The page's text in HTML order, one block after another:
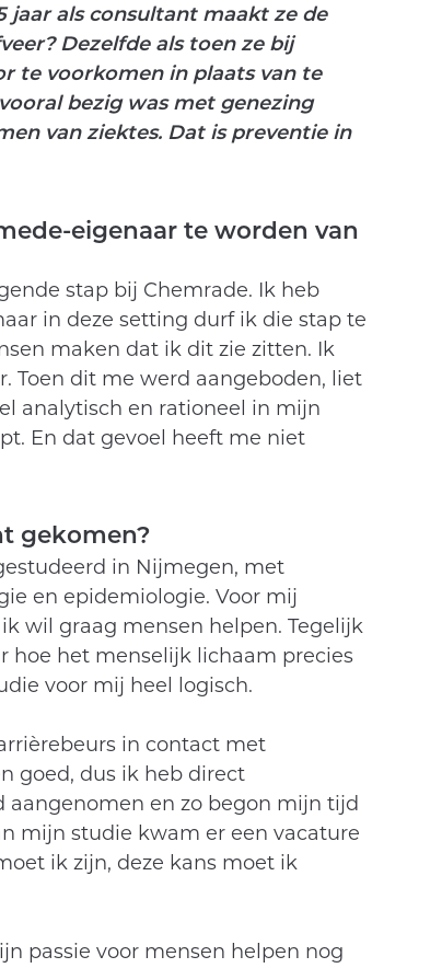
jaar als consultant maakt ze de
Dezelfde als toen ze bij
te voorkomen in plaats van te
bezig was met genezing
van ziektes. Dat is preventie in
eigenaar te worden van
stap bij Chemrade. Ik heb
in deze setting durf ik die stap te
maken dat ik dit zie zitten. Ik
Toen dit me werd aangeboden, liet
analytisch en rationeel in mijn
En dat gevoel heeft me niet
gekomen?
in Nijmegen, met
en epidemiologie. Voor mij
wil graag mensen helpen. Tegelijk
hoe het menselijk lichaam precies
voor mij heel logisch.
in contact met
goed, dus ik heb direct
aangenomen en zo begon mijn tijd
mijn studie kwam er een vacature
ik zijn, deze kans moet ik
passie voor mensen helpen nog